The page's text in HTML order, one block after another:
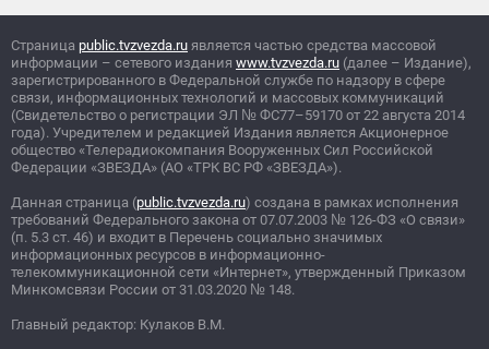
Страница public.tvzvezda.ru является частью средства массовой
информации – сетевого издания www.tvzvezda.ru (далее – Издание),
зарегистрированного в Федеральной службе по надзору в сфере
связи, информационных технологий и массовых коммуникаций
(Свидетельство о регистрации ЭЛ № ФС77–59170 от 22 августа 2014
года). Учредителем и редакцией Издания является Акционерное
общество «Телерадиокомпания Вооруженных Сил Российской
Федерации «ЗВЕЗДА» (АО «ТРК ВС РФ «ЗВЕЗДА»).
Данная страница (public.tvzvezda.ru) создана в рамках исполнения
требований Федерального закона от 07.07.2003 № 126-ФЗ «О связи»
(п. 5.3 ст. 46) и входит в Перечень социально значимых
информационных ресурсов в информационно-
телекоммуникационной сети «Интернет», утвержденный Приказом
Минкомсвязи России от 31.03.2020 № 148.
Главный редактор: Кулаков В.М.